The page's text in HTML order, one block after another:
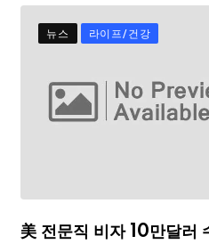
뉴스 라이프/건강
美 전문직 비자 10만달러